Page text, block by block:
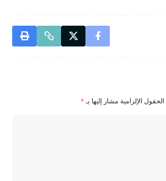
الحقول الإلزامية مشار إليها بـ *